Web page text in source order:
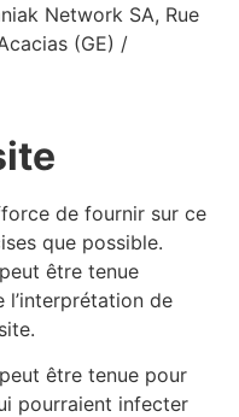
Network SA, Rue
(GE) /
de fournir sur ce
que possible.
peut être tenue
l’interprétation de
peut être tenue pour
pourraient infecter